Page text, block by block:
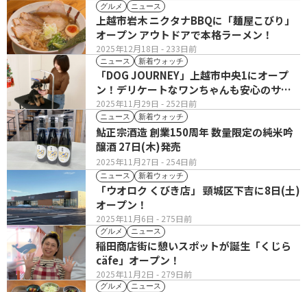
グルメ ニュース
2025年12月18日 - 233日前
上越市岩木 ニクタナBBQに「麺屋こびり」
オープン アウトドアで本格ラーメン！
ニュース 新着ウォッチ
2025年11月29日 - 252日前
「DOG JOURNEY」上越市中央1にオープ
ン！デリケートなワンちゃんも安心のサロ
ン＆ホテル
ニュース 新着ウォッチ
2025年11月27日 - 254日前
鮎正宗酒造 創業150周年 数量限定の純米吟
醸酒 27日(木)発売
ニュース 新着ウォッチ
2025年11月6日 - 275日前
「ウオロク くびき店」 頸城区下吉に8日(土)
オープン！
グルメ ニュース
2025年11月2日 - 279日前
稲田商店街に憩いスポットが誕生「くじら
cäfe」オープン！
グルメ ニュース